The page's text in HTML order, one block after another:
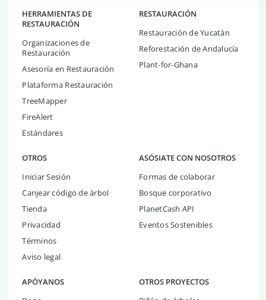
HERRAMIENTAS DE
RESTAURACIÓN
Organizaciones de
Restauración
Asesoría en Restauración
Plataforma Restauración
TreeMapper
FireAlert
Estándares
RESTAURACIÓN
Restauración de Yucatán
Reforestación de Andalucía
Plant-for-Ghana
OTROS
Iniciar Sesión
Canjear código de árbol
Tienda
Privacidad
Términos
Aviso legal
ASÓSIATE CON NOSOTROS
Formas de colaborar
Bosque corporativo
PlanetCash API
Eventos Sostenibles
APÓYANOS
OTROS PROYECTOS